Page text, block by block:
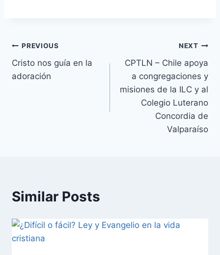
PREVIOUS
Cristo nos guía en la
adoración
NEXT
CPTLN – Chile apoya
a congregaciones y
misiones de la ILC y al
Colegio Luterano
Concordia de
Valparaíso
Similar Posts